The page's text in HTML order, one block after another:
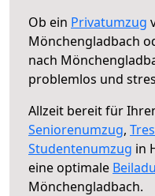
Ob ein Privatumzug
Mönchengladbach
nach
problemlos und
Allzeit bereit für
Seniorenumzug,
Studentenumzug in
eine optimale
Mönchengladbach.